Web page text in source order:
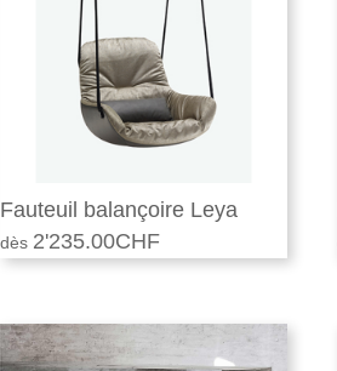
3'280.00CHF.
Fauteuil balançoire Leya
2'235.00CHF